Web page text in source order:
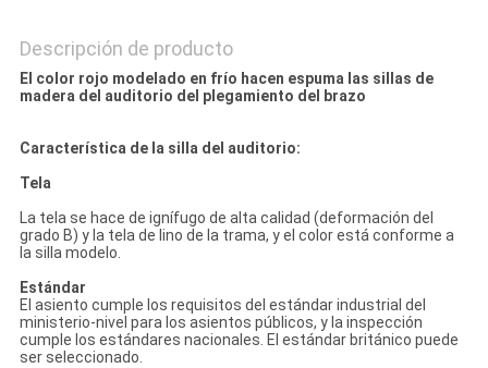
Descripción de producto
El color rojo modelado en frío hacen espuma las sillas de
madera del auditorio del plegamiento del brazo
Característica de la silla del auditorio:
Tela
La tela se hace de ignífugo de alta calidad (deformación del
grado B) y la tela de lino de la trama, y el color está conforme a
la silla modelo.
Estándar
El asiento cumple los requisitos del estándar industrial del
ministerio-nivel para los asientos públicos, y la inspección
cumple los estándares nacionales. El estándar británico puede
ser seleccionado.